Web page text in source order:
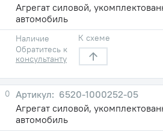
Агрегат силовой,
автомобиль
Наличие
Обратитесь к
консультанту
К схеме
0
6520-1000252-05
Агрегат силовой,
автомобиль